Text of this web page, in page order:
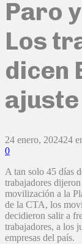
Paro
Los
dicen
24 enero, 202424
0
A tan solo 45 días
trabajadores
movilización a la
de la CTA, los
decidieron salir a
trabajadores, a los
empresas del país.